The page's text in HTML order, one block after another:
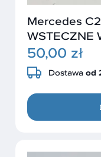
Mercedes
WSTECZNE
50,00 zł
Dostawa od